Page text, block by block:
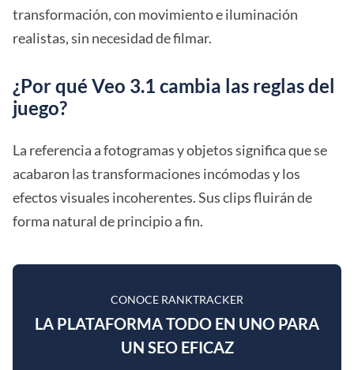
transformación, con movimiento e iluminación
realistas, sin necesidad de filmar.
¿Por qué Veo 3.1 cambia las reglas del
juego?
La referencia a fotogramas y objetos significa que se
acabaron las transformaciones incómodas y los
efectos visuales incoherentes. Sus clips fluirán de
forma natural de principio a fin.
CONOCE RANKTRACKER
LA PLATAFORMA TODO EN UNO PARA
UN SEO EFICAZ